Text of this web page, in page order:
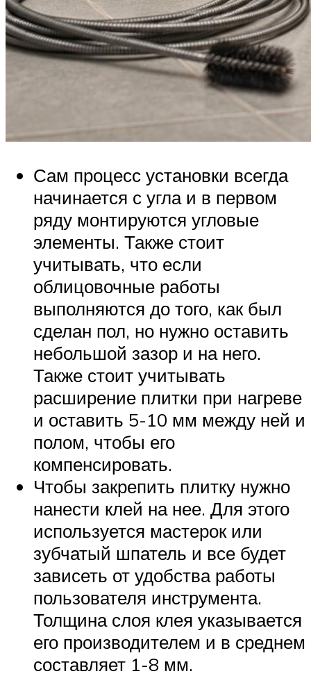
Сам процесс установки всегда
начинается с угла и в первом
ряду монтируются угловые
элементы. Также стоит
учитывать, что если
облицовочные работы
выполняются до того, как был
сделан пол, но нужно оставить
небольшой зазор и на него.
Также стоит учитывать
расширение плитки при нагреве
и оставить 5-10 мм между ней и
полом, чтобы его
компенсировать.
Чтобы закрепить плитку нужно
нанести клей на нее. Для этого
используется мастерок или
зубчатый шпатель и все будет
зависеть от удобства работы
пользователя инструмента.
Толщина слоя клея указывается
его производителем и в среднем
составляет 1-8 мм.